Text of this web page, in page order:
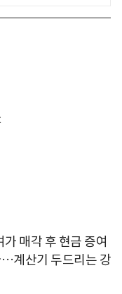
매각 후 현금 증여
계산기 두드리는 강